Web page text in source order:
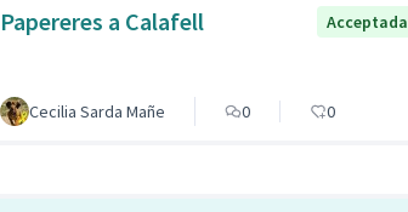
Papereres a Calafell Acceptada
Cecilia Sarda Mañe 0 0